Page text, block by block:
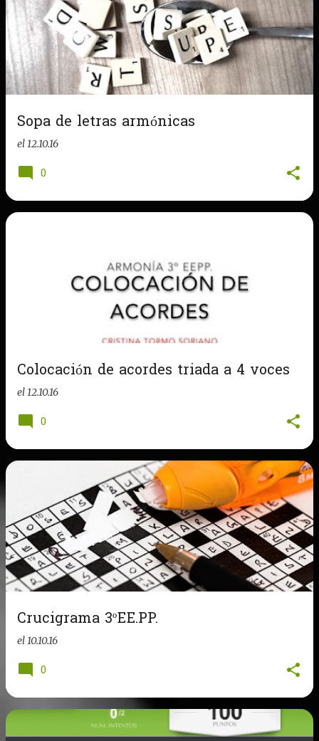
Sopa de letras armónicas
el12.10.16
0
Colocación de acordes triada a 4 voces
el12.10.16
0
Crucigrama 3ºEE.PP.
el10.10.16
0